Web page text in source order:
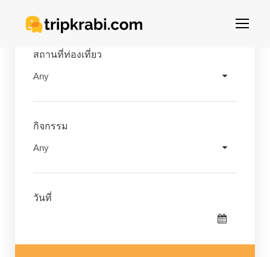
สถานที่ท่องเที่ยว
กิจกรรม
วันที่